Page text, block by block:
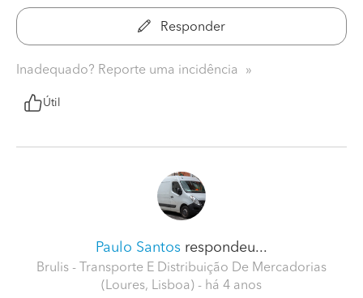
Responder
Inadequado? Reporte uma incidência
Útil
Paulo Santos respondeu...
Brulis - Transporte E Distribuição De Mercadorias
(Loures, Lisboa) - há 4 anos